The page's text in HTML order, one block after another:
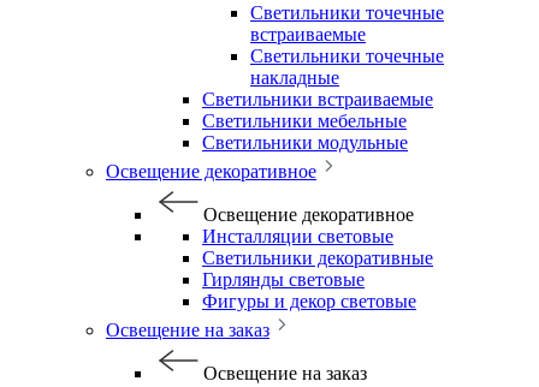
Светильники точечные
встраиваемые
Светильники точечные
накладные
Светильники встраиваемые
Светильники мебельные
Светильники модульные
Освещение декоративное
Освещение декоративное
Инсталляции световые
Светильники декоративные
Гирлянды световые
Фигуры и декор световые
Освещение на заказ
Освещение на заказ